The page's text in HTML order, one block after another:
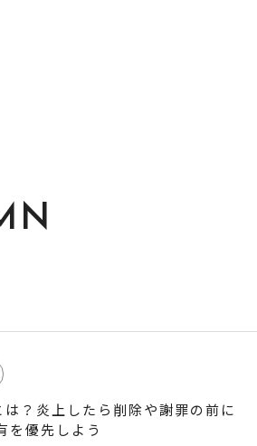
？炎上したら削除や謝罪の前に
を優先しよう